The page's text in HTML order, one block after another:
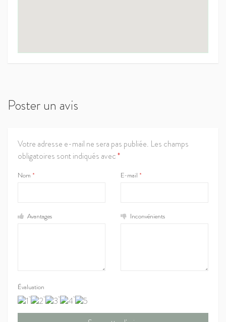
Poster un avis
Votre adresse e-mail ne sera pas publiée. Les champs
obligatoires sont indiqués avec*
Nom * E-mail *
Avantages Inconvénients
Évaluation